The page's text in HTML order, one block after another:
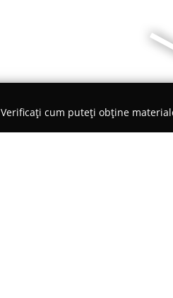
Verificați cum puteți obține